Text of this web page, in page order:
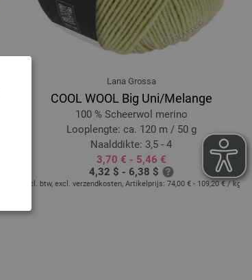
Lana Grossa
COOL WOOL Big Uni/Melange
100 % Scheerwol merino
Looplengte: ca. 120 m / 50 g
Naalddikte: 3,5 - 4
3,70 € - 5,46 €
4,32 $ - 6,38 $
excl. btw, excl. verzendkosten, Artikelprijs:74,00 € - 109,20 €/ kg